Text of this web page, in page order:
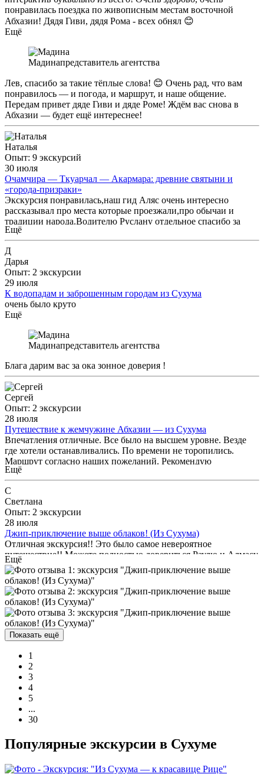
понравилась поездка по живописным местам восточной
Абхазии! Дядя Гиви, дядя Рома - всех обнял 😊
Ещё
Мадинапредставитель агентства
Лев, спасибо за такие тёплые слова! 😊 Очень рад, что вам
понравилось — и погода, и маршрут, и наше общение.
Передам привет дяде Гиви и дяде Роме! Ждём вас снова в
Абхазии — будет ещё интереснее!
Наталья
Опыт: 9 экскурсий
30 июля
Очамчира — Ткуарчал — Акармара: древние святыни и
«города-призраки»
Экскурсия понравилась,наш гид Аляс очень интересно
рассказывал про места которые проезжали,про обычаи и
традиции народа.Водителю Руслану отдельное спасибо за
увлекательные истории из жизни. И хоть это была не первая
поездка к водопадам,но как всегда красота поражает. При
бронировании нужно учесть что путь к водопадам очень
крутой на подъём и он проходит на джипах. Экскурсию
рекомендую,эмоции и хорошие настроение обеспечено.
Ещё
Д
Дарья
Опыт: 2 экскурсии
29 июля
К водопадам и заброшенным городам из Сухума
очень было круто
Ещё
Мадинапредставитель агентства
Блага дарим вас за ока зонное доверия !
Сергей
Опыт: 2 экскурсии
28 июля
Путешествие к жемчужине Абхазии — из Сухума
Впечатления отличные. Все было на высшем уровне. Везде
где хотели останавливались. По времени не торопились.
Маршрут согласно наших пожеланий. Рекомендую
Ещё
С
Светлана
Опыт: 2 экскурсии
28 июля
Джип-приключение выше облаков! (Из Сухума)
Отличная экскурсия!! Это было самое невероятное
путешествие!! Можете полностью довериться Раулю и Алмасу,
они водители от Бога, просто профи!! Красота природы
зачаровывает!! Сказать что это восхитительно, это ничего не
сказать!! Очень рекомендую!!
Ещё
Показать ещё
1
2
3
4
5
...
30
Популярные экскурсии в Сухуме